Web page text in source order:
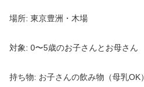
場所: 東京豊洲・木場
対象: 0〜5歳のお子さんとお母さん
持ち物: お子さんの飲み物（母乳OK